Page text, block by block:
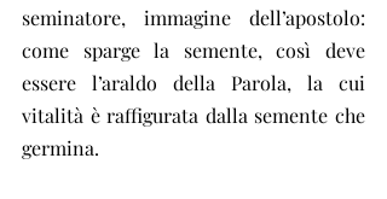
seminatore, immagine dell’apostolo:
come sparge la semente, così deve
essere l’araldo della Parola, la cui
vitalità è raffigurata dalla semente che
germina.